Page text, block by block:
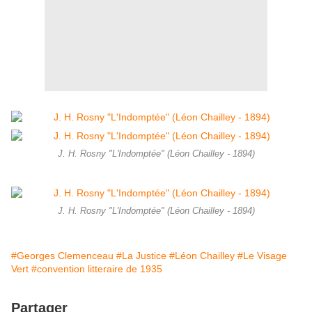
J. H. Rosny "L'Indomptée" (Léon Chailley - 1894)
J. H. Rosny "L'Indomptée" (Léon Chailley - 1894)
#Georges Clemenceau #La Justice #Léon Chailley #Le Visage
Vert #convention litteraire de 1935
Partager